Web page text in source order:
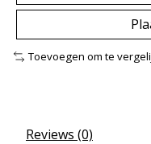
Toevoegen om te
Reviews (0)